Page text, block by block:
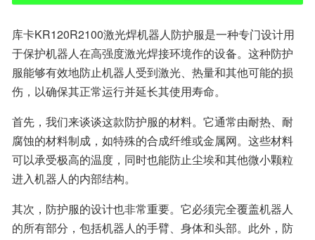
库卡KR120R2100激光焊机器人防护服是一种专门设计用
于保护机器人在高强度激光焊接环境作的设备。这种防护
服能够有效地防止机器人受到激光、热量和其他可能的损
伤，以确保其正常运行并延长其使用寿命。
首先，我们来谈谈这款防护服的材料。它通常由耐热、耐
腐蚀的材料制成，如特殊的合成纤维或金属网。这些材料
可以承受极高的温度，同时也能防止尘埃和其他微小颗粒
进入机器人的内部结构。
其次，防护服的设计也非常重要。它必须完全覆盖机器人
的所有部分，包括机器人的手臂、身体和头部。此外，防